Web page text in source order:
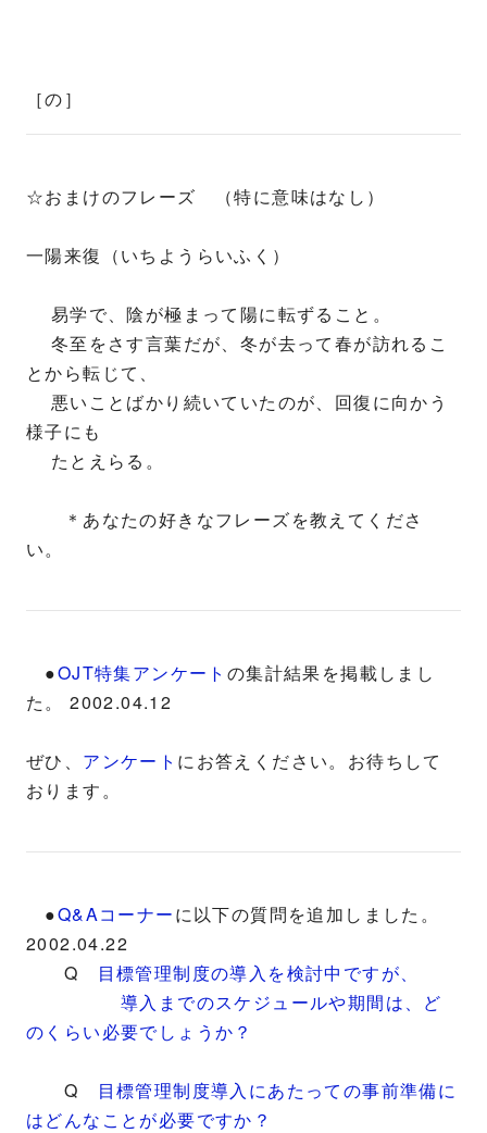
［の］
☆おまけのフレーズ （特に意味はなし）
一陽来復（いちようらいふく）
易学で、陰が極まって陽に転ずること。
冬至をさす言葉だが、冬が去って春が訪れるこ
とから転じて、
悪いことばかり続いていたのが、回復に向かう
様子にも
たとえらる。
＊あなたの好きなフレーズを教えてくださ
い。
●OJT特集アンケート の集計結果を掲載しまし
た。 2002.04.12
ぜひ、 アンケート にお答えください。お待ちして
おります。
●Q&Aコーナーに以下の質問を追加しました。
2002.04.22
Q
目標管理制度の導入を検討中ですが、
導入までのスケジュールや期間は、ど
のくらい必要でしょうか？
Q
目標管理制度導入にあたっての事前準備に
はどんなことが必要ですか？